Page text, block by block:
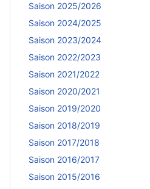
Saison 2025/2026
Saison 2024/2025
Saison 2023/2024
Saison 2022/2023
Saison 2021/2022
Saison 2020/2021
Saison 2019/2020
Saison 2018/2019
Saison 2017/2018
Saison 2016/2017
Saison 2015/2016